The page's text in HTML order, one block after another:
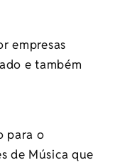
empresas
e também
para o
de Música que